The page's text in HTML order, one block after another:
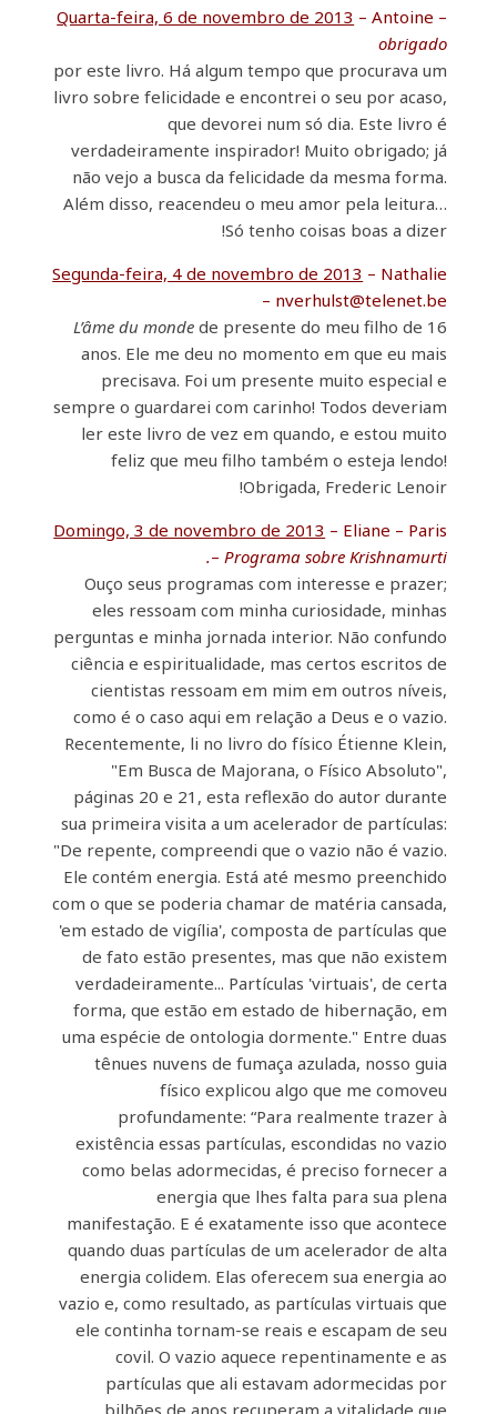
Quarta-feira, 6 de novembro de 2013 – Antoine –
obrigado
por este livro. Há algum tempo que procurava um
livro sobre felicidade e encontrei o seu por acaso,
que devorei num só dia. Este livro é
verdadeiramente inspirador! Muito obrigado; já
não vejo a busca da felicidade da mesma forma.
Além disso, reacendeu o meu amor pela leitura…
Só tenho coisas boas a dizer!
Segunda-feira, 4 de novembro de 2013 – Nathalie
– nverhulst@telenet.be
L’âme du monde de presente do meu filho de 16
anos. Ele me deu no momento em que eu mais
precisava. Foi um presente muito especial e
sempre o guardarei com carinho! Todos deveriam
ler este livro de vez em quando, e estou muito
feliz que meu filho também o esteja lendo!
Obrigada, Frederic Lenoir!
Domingo, 3 de novembro de 2013 – Eliane – Paris
–Programa sobre Krishnamurti.
Ouço seus programas com interesse e prazer;
eles ressoam com minha curiosidade, minhas
perguntas e minha jornada interior. Não confundo
ciência e espiritualidade, mas certos escritos de
cientistas ressoam em mim em outros níveis,
como é o caso aqui em relação a Deus e o vazio.
Recentemente, li no livro do físico Étienne Klein,
"Em Busca de Majorana, o Físico Absoluto",
páginas 20 e 21, esta reflexão do autor durante
sua primeira visita a um acelerador de partículas:
"De repente, compreendi que o vazio não é vazio.
Ele contém energia. Está até mesmo preenchido
com o que se poderia chamar de matéria cansada,
'em estado de vigília', composta de partículas que
de fato estão presentes, mas que não existem
verdadeiramente... Partículas 'virtuais', de certa
forma, que estão em estado de hibernação, em
uma espécie de ontologia dormente." Entre duas
tênues nuvens de fumaça azulada, nosso guia
físico explicou algo que me comoveu
profundamente: “Para realmente trazer à
existência essas partículas, escondidas no vazio
como belas adormecidas, é preciso fornecer a
energia que lhes falta para sua plena
manifestação. E é exatamente isso que acontece
quando duas partículas de um acelerador de alta
energia colidem. Elas oferecem sua energia ao
vazio e, como resultado, as partículas virtuais que
ele continha tornam-se reais e escapam de seu
covil. O vazio aquece repentinamente e as
partículas que ali estavam adormecidas por
bilhões de anos recuperam a vitalidade que